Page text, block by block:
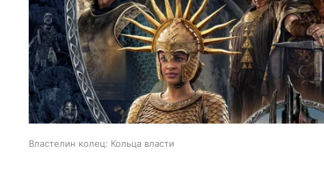
Властелин колец: Кольца власти